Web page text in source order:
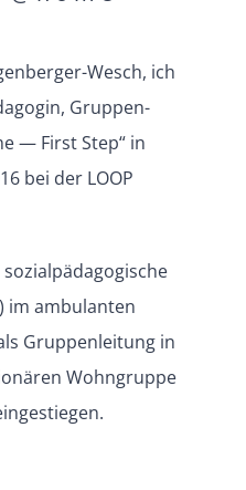
Wesch, ich
Gruppen­
— First Step“ in
bei der LOOP
im ambulanten
Gruppen­leitung in
Wohngruppe